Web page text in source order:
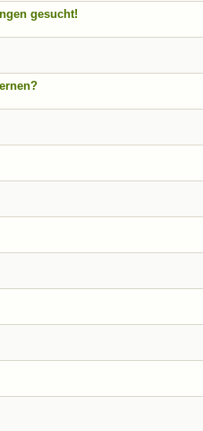
gesucht!